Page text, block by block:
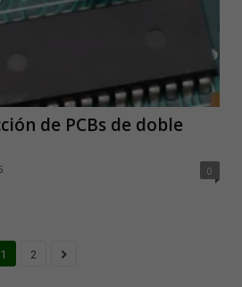
de PCBs de doble
0
1 2